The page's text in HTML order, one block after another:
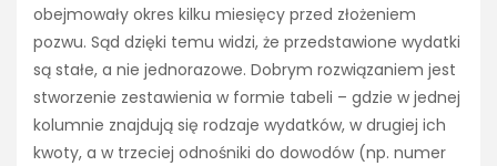
obejmowały okres kilku miesięcy przed złożeniem
pozwu. Sąd dzięki temu widzi, że przedstawione wydatki
są stałe, a nie jednorazowe. Dobrym rozwiązaniem jest
stworzenie zestawienia w formie tabeli – gdzie w jednej
kolumnie znajdują się rodzaje wydatków, w drugiej ich
kwoty, a w trzeciej odnośniki do dowodów (np. numer